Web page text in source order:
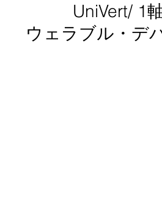
UniVert/ 1
ウェラブル・デ